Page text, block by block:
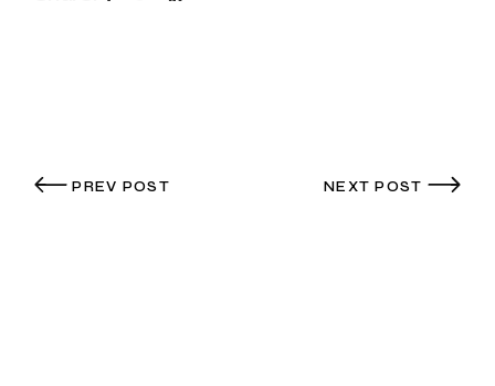
PREV POST NEXT POST